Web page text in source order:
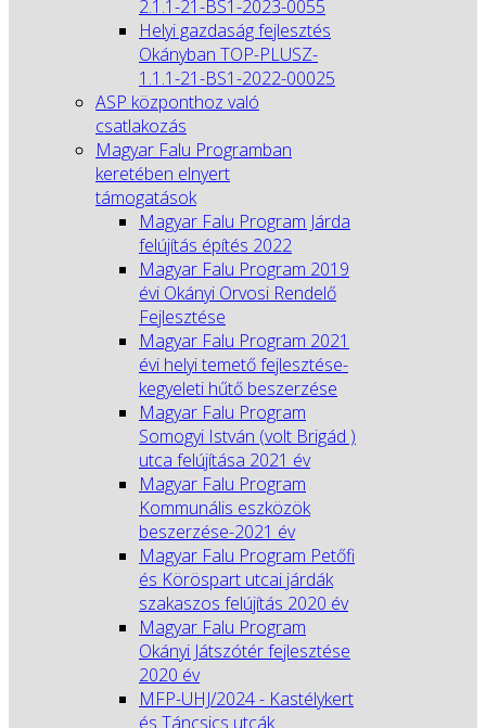
2.1.1-21-BS1-2023-0055
Helyi gazdaság fejlesztés
Okányban TOP-PLUSZ-
1.1.1-21-BS1-2022-00025
ASP központhoz való
csatlakozás
Magyar Falu Programban
keretében elnyert
támogatások
Magyar Falu Program Járda
felújítás építés 2022
Magyar Falu Program 2019
évi Okányi Orvosi Rendelő
Fejlesztése
Magyar Falu Program 2021
évi helyi temető fejlesztése-
kegyeleti hűtő beszerzése
Magyar Falu Program
Somogyi István (volt Brigád )
utca felújítása 2021 év
Magyar Falu Program
Kommunális eszközök
beszerzése-2021 év
Magyar Falu Program Petőfi
és Köröspart utcai járdák
szakaszos felújítás 2020 év
Magyar Falu Program
Okányi Játszótér fejlesztése
2020 év
MFP-UHJ/2024 - Kastélykert
és Táncsics utcák